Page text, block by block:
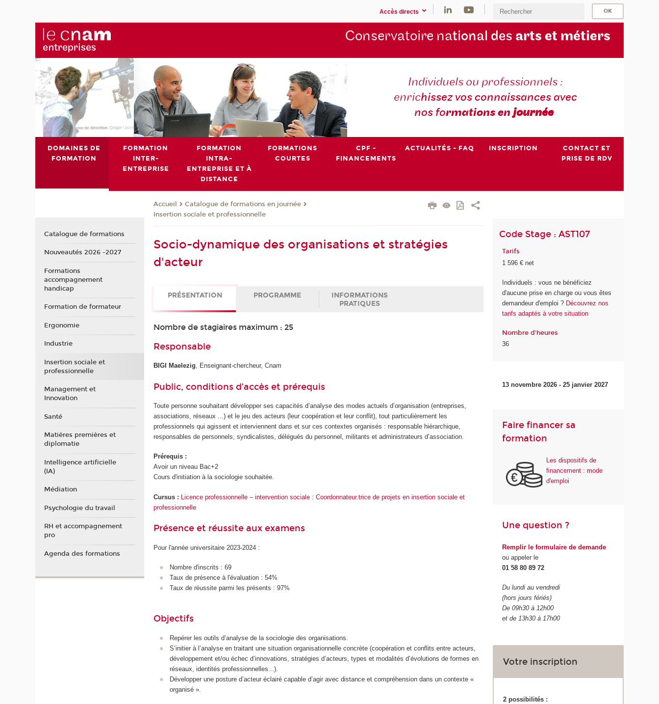
Accès directs
Conservatoire national des arts et métiers
Individuels ou professionnels :
enrichissez vos connaissances avec
nos formations enjournée
DOMAINES DE
FORMATION
FORMATION
INTER-
ENTREPRISE
FORMATION
INTRA-
ENTREPRISE ET À
DISTANCE
FORMATIONS
COURTES
CPF -
FINANCEMENTS
ACTUALITÉS - FAQ INSCRIPTION
CONTACT ET
PRISE DE RDV
Accueil
Catalogue de formations en journée
Insertion sociale et professionnelle
Socio-dynamique des organisations et stratégies
d'acteur
PRÉSENTATION PROGRAMME
INFORMATIONS
PRATIQUES
Nombre de stagiaires maximum : 25
Responsable
BIGI Maelezig, Enseignant-chercheur, Cnam
Public, conditions d’accès et prérequis
Toute personne souhaitant développer ses capacités d’analyse des modes actuels d’organisation (entreprises,
associations, réseaux ...) et le jeu des acteurs (leur coopération et leur conflit), tout particulièrement les
professionnels qui agissent et interviennent dans et sur ces contextes organisés : responsable hiérarchique,
responsables de personnels, syndicalistes, délégués du personnel, militants et administrateurs d’association.
Prérequis :
Avoir un niveau Bac+2
Cours d'initiation à la sociologie souhaitée.
Cursus :
Licence professionnelle – intervention sociale : Coordonnateur.trice de projets en insertion sociale et
professionnelle
Présence et réussite aux examens
Pour l'année universitaire 2023-2024 :
Nombre d'inscrits : 69
Taux de présence à l'évaluation : 54%
Taux de réussite parmi les présents : 97%
Objectifs
Repérer les outils d’analyse de la sociologie des organisations.
S’initier à l’analyse en traitant une situation organisationnelle concrète (coopération et conflits entre acteurs,
développement et/ou échec d’innovations, stratégies d’acteurs, types et modalités d’évolutions de formes en
réseaux, identités professionnelles...).
Développer une posture d’acteur éclairé capable d’agir avec distance et compréhension dans un contexte «
organisé ».
Code Stage : AST107
Tarifs
1 596 € net
Individuels : vous ne bénéficiez
d'aucune prise en charge ou vous êtes
demandeur d'emploi ? Découvrez nos
tarifs adaptés à votre situation
Nombre d'heures
36
13 novembre 2026 - 25 janvier 2027
Faire financer sa
formation
Les dispositifs de
financement : mode
d'emploi
Une question ?
Remplir le formulaire de demande
ou appeler le
01 58 80 89 72
Du lundi au vendredi
(hors jours fériés)
De 09h30 à 12h00
et de 13h30 à 17h00
Votre inscription
2 possibilités :
Catalogue de formations
Nouveautés 2026 -2027
Formations
accompagnement
handicap
Formation de formateur
Ergonomie
Industrie
Insertion sociale et
professionnelle
Management et
Innovation
Santé
Matières premières et
diplomatie
Intelligence artificielle
(IA)
Médiation
Psychologie du travail
RH et accompagnement
pro
Agenda des formations